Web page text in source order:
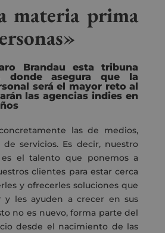
materia prima
Brandau esta tribuna
donde asegura que la
será el mayor reto al
las agencias indies en
las de medios,
de servicios. Es decir, nuestro
el talento que ponemos a
clientes para estar cerca
y ofrecerles soluciones que
y les ayuden a crecer en sus
no es nuevo, forma parte del
desde el nacimiento de las